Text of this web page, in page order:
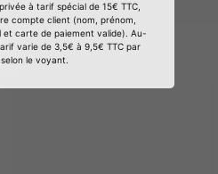
à tarif spécial de 15€ TTC,
compte client (nom, prénom,
et carte de paiement valide). Au-
varie de 3,5€ à 9,5€ TTC par
le voyant.